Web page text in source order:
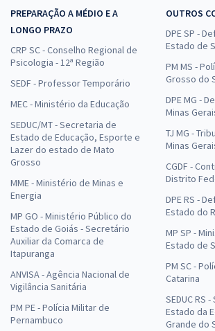
PREPARAÇÃO A MÉDIO E A
LONGO PRAZO
CRP SC - Conselho Regional de
Psicologia - 12ª Região
SEDF - Professor Temporário
MEC - Ministério da Educação
SEDUC/MT - Secretaria de
Estado de Educação, Esporte e
Lazer do estado de Mato
Grosso
MME - Ministério de Minas e
Energia
MP GO - Ministério Público do
Estado de Goiás - Secretário
Auxiliar da Comarca de
Itapuranga
ANVISA - Agência Nacional de
Vigilância Sanitária
PM PE - Polícia Militar de
Pernambuco
OUTROS
DPE SP -
Estado de
PM MS -
Grosso do
DPE MG -
Minas
TJ MG -
Minas
CGDF -
Distrito
DPE RS -
Estado do
MP SP -
Estado de
PM SC -
Catarina
SEDUC RS
Estado da
Grande do